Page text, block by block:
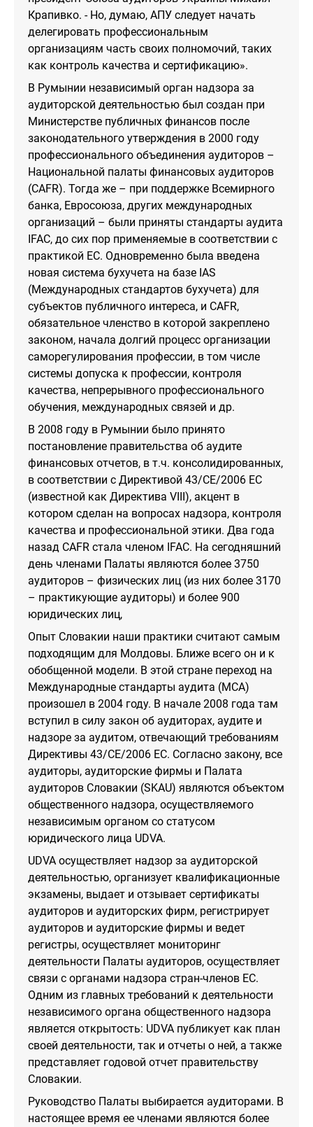
Крапивко. - Но, думаю, АПУ следует начать
делегировать профессиональным
организациям часть своих полномочий, таких
как контроль качества и сертификацию».
В Румынии независимый орган надзора за
аудиторской деятельностью был создан при
Министерстве публичных финансов после
законодательного утверждения в 2000 году
профессионального объединения аудиторов –
Национальной палаты финансовых аудиторов
(CAFR). Тогда же – при поддержке Всемирного
банка, Евросоюза, других международных
организаций – были приняты стандарты аудита
IFAC, до сих пор применяемые в соответствии с
практикой ЕС. Одновременно была введена
новая система бухучета на базе IAS
(Международных стандартов бухучета) для
субъектов публичного интереса, и CAFR,
обязательное членство в которой закреплено
законом, начала долгий процесс организации
саморегулирования профессии, в том числе
системы допуска к профессии, контроля
качества, непрерывного профессионального
обучения, международных связей и др.
В 2008 году в Румынии было принято
постановление правительства об аудите
финансовых отчетов, в т.ч. консолидированных,
в соответствии с Директивой 43/CE/2006 ЕС
(известной как Директива VIII), акцент в
котором сделан на вопросах надзора, контроля
качества и профессиональной этики. Два года
назад CAFR стала членом IFAC. На сегодняшний
день членами Палаты являются более 3750
аудиторов – физических лиц (из них более 3170
– практикующие аудиторы) и более 900
юридических лиц,
Опыт Словакии наши практики считают самым
подходящим для Молдовы. Ближе всего он и к
обобщенной модели. В этой стране переход на
Международные стандарты аудита (МСА)
произошел в 2004 году. В начале 2008 года там
вступил в силу закон об аудиторах, аудите и
надзоре за аудитом, отвечающий требованиям
Директивы 43/CE/2006 ЕС. Согласно закону, все
аудиторы, аудиторские фирмы и Палата
аудиторов Словакии (SKAU) являются объектом
общественного надзора, осуществляемого
независимым органом со статусом
юридического лица UDVA.
UDVA осуществляет надзор за аудиторской
деятельностью, организует квалификационные
экзамены, выдает и отзывает сертификаты
аудиторов и аудиторских фирм, регистрирует
аудиторов и аудиторские фирмы и ведет
регистры, осуществляет мониторинг
деятельности Палаты аудиторов, осуществляет
связи с органами надзора стран-членов ЕС.
Одним из главных требований к деятельности
независимого органа общественного надзора
является открытость: UDVA публикует как план
своей деятельности, так и отчеты о ней, а также
представляет годовой отчет правительству
Словакии.
Руководство Палаты выбирается аудиторами. В
настоящее время ее членами являются более